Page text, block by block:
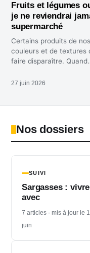
Fruits et légumes
je ne reviendrai
supermarché
Certains produits de
couleurs et de textures
faire disparaître.
27 juin 2026
Nos dossiers
SUIVI
Sargasses : vivre
avec
7 articles · mis à jour le
juin